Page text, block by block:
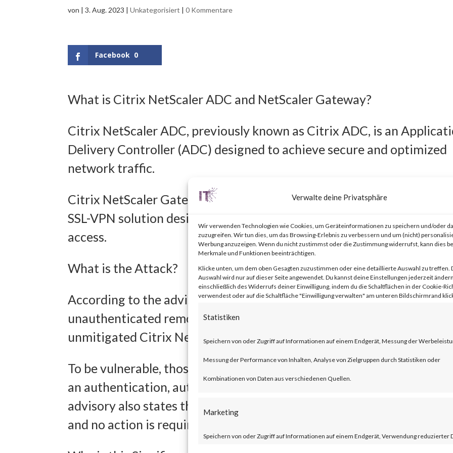
Verwalte deine Privatsphäre
Wir verwenden Technologien wie Cookies, um Geräteinformationen zu speichern und/oder
zuzugreifen. Wir tun dies, um das Browsing-Erlebnis zu verbessern und um (nicht)
Werbung anzuzeigen. Wenn du nicht zustimmst oder die Zustimmung widerrufst, kann dies
Merkmale und Funktionen beeinträchtigen.
Klicke unten, um dem oben Gesagten zuzustimmen oder eine detaillierte Auswahl zu treffen.
Auswahl wird nur auf dieser Seite angewendet. Du kannst deine Einstellungen jederzeit ändern,
einschließlich des Widerrufs deiner Einwilligung, indem du die Schaltflächen in der Cookie-
verwendest oder auf die Schaltfläche "Einwilligung verwalten" am unteren Bildschirmrand
Statistiken
Speichern von oder Zugriff auf Informationen auf einem Endgerät, Messung der
Messung der Performance von Inhalten, Analyse von Zielgruppen durch Statistiken oder
Kombinationen von Daten aus verschiedenen Quellen.
Marketing
Speichern von oder Zugriff auf Informationen auf einem Endgerät, Verwendung reduzierter
von |3. Aug. 2023 |Unkategorisiert |0 Kommentare
Facebook 0
What is Citrix NetScaler ADC and NetScaler Gateway?
Citrix NetScaler ADC, previously known as Citrix ADC, is an
Delivery Controller (ADC) designed to achieve secure and optimized
network traffic.
Citrix NetScaler Gateway, previously known as Citrix Gateway, is an
SSL-VPN solution designed to provide secure and optimized remote
access.
What is the Attack?
According to the advisory published by Citrix, CVE-2023-3519 is an
unauthenticated remote code execution vulnerability that affects the
unmitigated Citrix NetScaler ADC and NetScaler Gateway products.
To be vulnerable, those products must be configured as a gateway or
an authentication, authorization and auditing (AAA) virtual server.
advisory also states that Citrix managed servers are already mitigated
and no action is required.